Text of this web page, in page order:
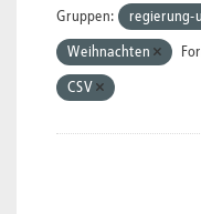
Gruppen: regierung-
Weihnachten
CSV